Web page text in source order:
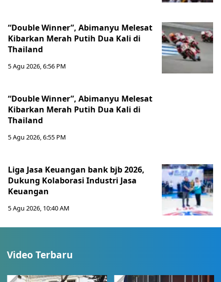
“Double Winner”, Abimanyu Melesat
Kibarkan Merah Putih Dua Kali di
Thailand
5 Agu 2026, 6:56 PM
“Double Winner”, Abimanyu Melesat
Kibarkan Merah Putih Dua Kali di
Thailand
5 Agu 2026, 6:55 PM
Liga Jasa Keuangan bank bjb 2026,
Dukung Kolaborasi Industri Jasa
Keuangan
5 Agu 2026, 10:40 AM
Video Terbaru